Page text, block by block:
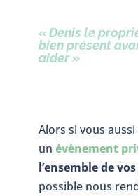
« Denis le
bien présent
aider »
Alors si vous
un évènement
l’ensemble de
possible nous